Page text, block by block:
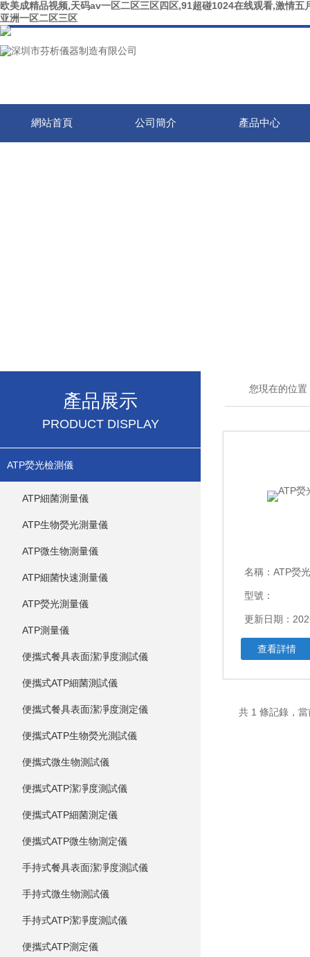
欧美成精品视频,天码av一区二区三区四区,91超碰1024在线观看,激情
亚洲一区二区三区
網站首頁 公司簡介 產品中心
產品展示
PRODUCT DISPLAY
ATP熒光檢測儀
ATP細菌測量儀
ATP生物熒光測量儀
ATP微生物測量儀
ATP細菌快速測量儀
ATP熒光測量儀
ATP測量儀
便攜式餐具表面潔凈度測試儀
便攜式ATP細菌測試儀
便攜式餐具表面潔凈度測定儀
便攜式ATP生物熒光測試儀
便攜式微生物測試儀
便攜式ATP潔凈度測試儀
便攜式ATP細菌測定儀
便攜式ATP微生物測定儀
手持式餐具表面潔凈度測試儀
手持式微生物測試儀
手持式ATP潔凈度測試儀
便攜式ATP測定儀
您現在的位置
名稱： ATP熒
型號：
更新日期：
查看詳情
共 1 條記錄，